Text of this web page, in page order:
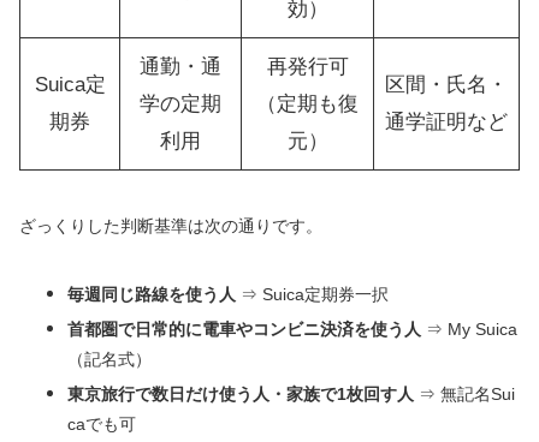
効）
Suica定
期券
通勤・通
学の定期
利用
再発行可
（定期も復
元）
区間・氏名・
通学証明など
ざっくりした判断基準は次の通りです。
毎週同じ路線を使う人 ⇒ Suica定期券一択
首都圏で日常的に電車やコンビニ決済を使う人 ⇒ My Suica
（記名式）
東京旅行で数日だけ使う人・家族で1枚回す人 ⇒ 無記名Sui
caでも可